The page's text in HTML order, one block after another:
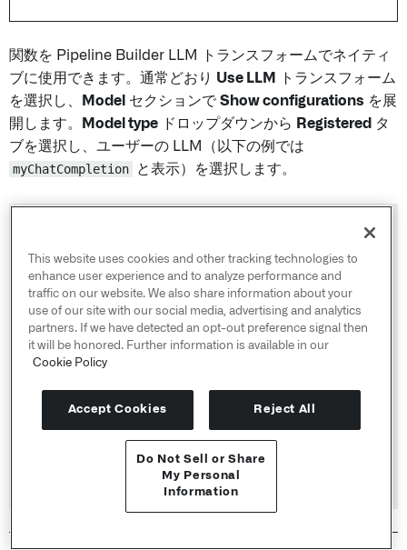
Send feedback
関数を Pipeline Builder LLM トランスフォームでネイティ
ブに使用できます。通常どおり Use LLM
トランスフォーム
を選択し、
Model セクションで Show configurations を展
開します。
Model type ドロップダウンから Registered タ
ブを選択し、ユーザーの LLM（以下の例では
myChatCompletion
と表示）を選択します。
This website uses cookies and other tracking technologies to
enhance user experience and to analyze performance and
traffic on our website. We also share information about your
use of our site with our social media, advertising and analytics
partners. If we have detected an opt-out preference signal then
it will be honored. Further information is available in our
Cookie Policy
Accept Cookies Reject All
Do Not Sell or Share
My Personal
Information